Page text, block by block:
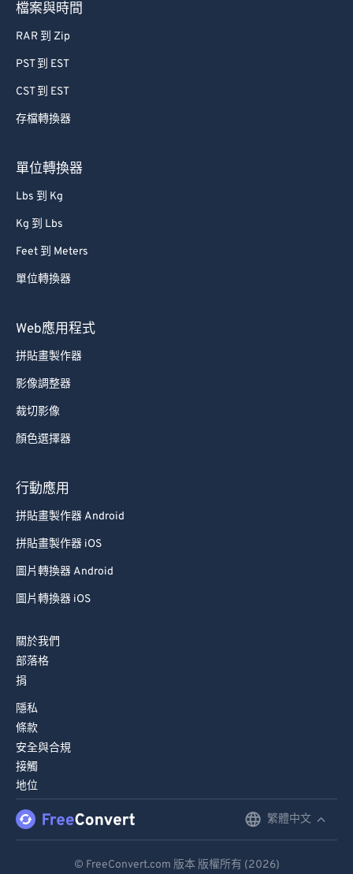
檔案與時間
RAR 到 Zip
PST 到 EST
CST 到 EST
存檔轉換器
單位轉換器
Lbs 到 Kg
Kg 到 Lbs
Feet 到 Meters
單位轉換器
Web應用程式
拼貼畫製作器
影像調整器
裁切影像
顏色選擇器
行動應用
拼貼畫製作器 Android
拼貼畫製作器 iOS
圖片轉換器 Android
圖片轉換器 iOS
關於我們
部落格
捐
隱私
條款
安全與合規
接觸
地位
繁體中文
© FreeConvert.com 版本 版權所有 (2026)